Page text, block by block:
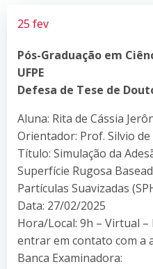
25 fev
Pós-Graduação em
UFPE
Defesa de Tese de
Aluna: Rita de Cássia
Orientador: Prof. Silvio
Título: Simulação da
Superfície Rugosa
Partículas Suavizadas
Data: 27/02/2025
Hora/Local: 9h – Virtual
entrar em contato com a
Banca Examinadora: